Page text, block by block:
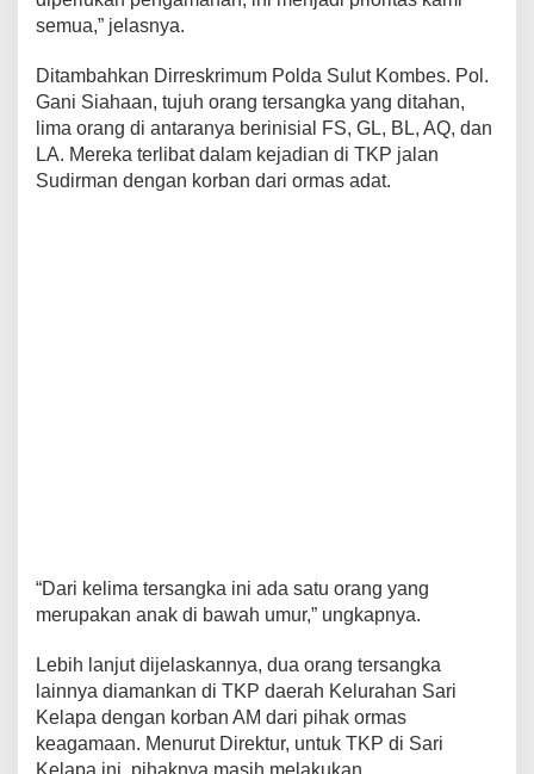
semua,” jelasnya.
Ditambahkan Dirreskrimum Polda Sulut Kombes. Pol.
Gani Siahaan, tujuh orang tersangka yang ditahan,
lima orang di antaranya berinisial FS, GL, BL, AQ, dan
LA. Mereka terlibat dalam kejadian di TKP jalan
Sudirman dengan korban dari ormas adat.
“Dari kelima tersangka ini ada satu orang yang
merupakan anak di bawah umur,” ungkapnya.
Lebih lanjut dijelaskannya, dua orang tersangka
lainnya diamankan di TKP daerah Kelurahan Sari
Kelapa dengan korban AM dari pihak ormas
keagamaan. Menurut Direktur, untuk TKP di Sari
Kelapa ini, pihaknya masih melakukan